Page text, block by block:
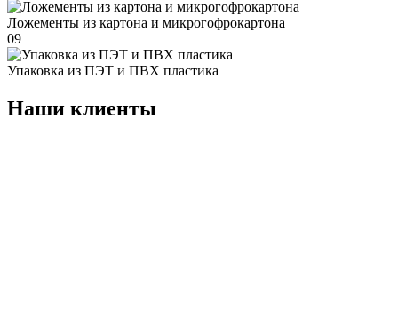
Ложементы из картона и микрогофрокартона
09
Упаковка из ПЭТ и ПВХ пластика
Наши клиенты